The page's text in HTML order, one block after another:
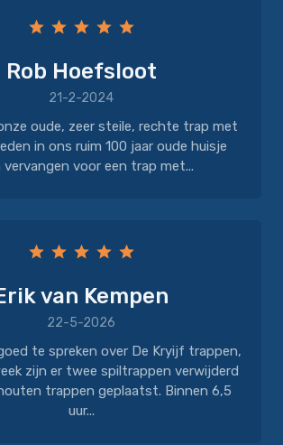
Rob Hoefsloot
21-2-2024
oude, zeer steile, rechte trap met
in ons ruim 100 jaar oude huisje
vervangen voor een trap met...
van Kempen
22-5-2026
te spreken over De Kryijf trappen,
zijn er twee spiltrappen verwijderd
trappen geplaatst. Binnen 6,5
uur...